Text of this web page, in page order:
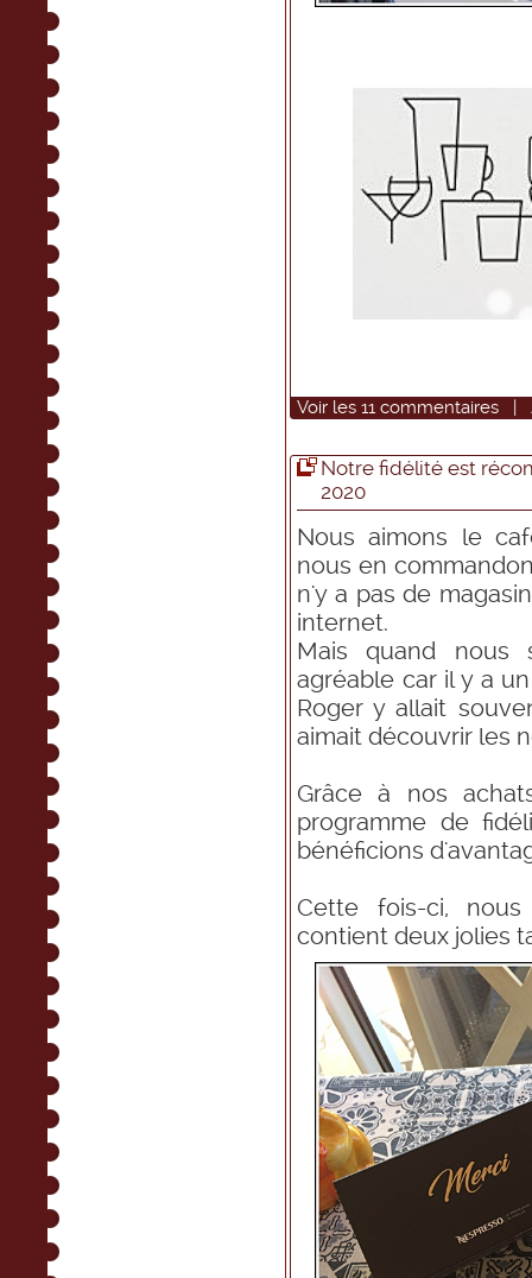
Voir les 11 commentaires |
Notre fidélité est
2020
Nous aimons le
nous en
n'y a pas de
internet.
Mais quand nous
agréable car il y a
Roger y allait
aimait découvrir les
Grâce à nos
programme de
bénéficions
Cette fois-ci,
contient deux jolies